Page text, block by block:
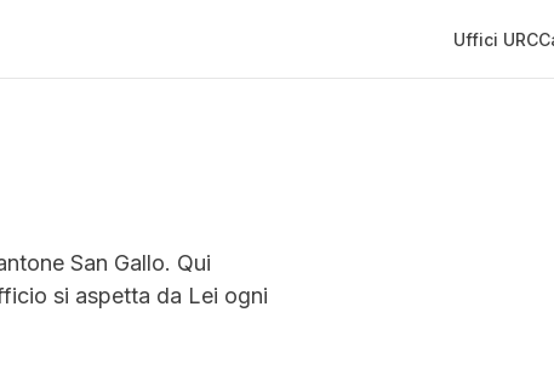
Uffici URC
San Gallo. Qui
si aspetta da Lei ogni